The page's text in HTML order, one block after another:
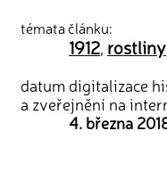
témata článku:
1912 rostliny
datum digitalizace
a zveřejnění na
4. března